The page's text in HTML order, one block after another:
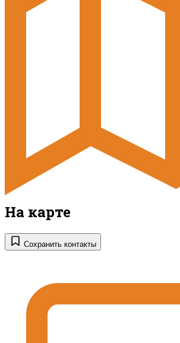
На карте
Сохранить контакты